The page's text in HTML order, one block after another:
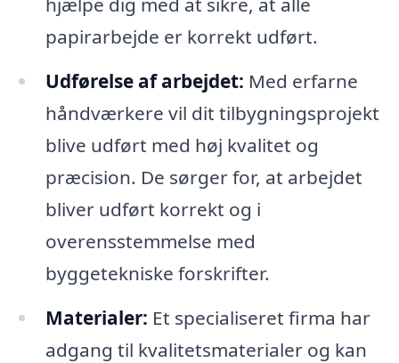
papirarbejde er korrekt udført.
Udførelse af arbejdet: Med erfarne
håndværkere vil dit tilbygningsprojekt
blive udført med høj kvalitet og
præcision. De sørger for, at arbejdet
bliver udført korrekt og i
overensstemmelse med
byggetekniske forskrifter.
Materialer: Et specialiseret firma har
adgang til kvalitetsmaterialer og kan